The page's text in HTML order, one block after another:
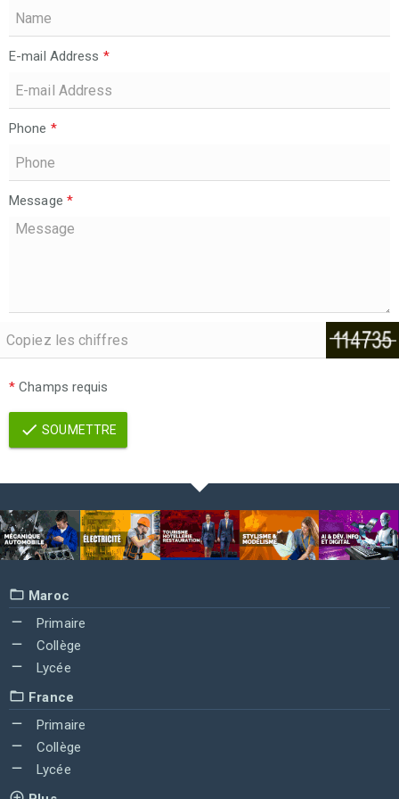
E-mail Address *
Phone *
Message *
* Champs requis
SOUMETTRE
Maroc
Primaire
Collège
Lycée
France
Primaire
Collège
Lycée